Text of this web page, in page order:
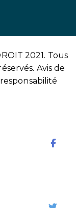
2021. Tous
Avis de